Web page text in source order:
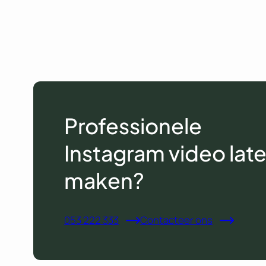
Professionele
Instagram video
maken?
053 222 333 Contacteer ons